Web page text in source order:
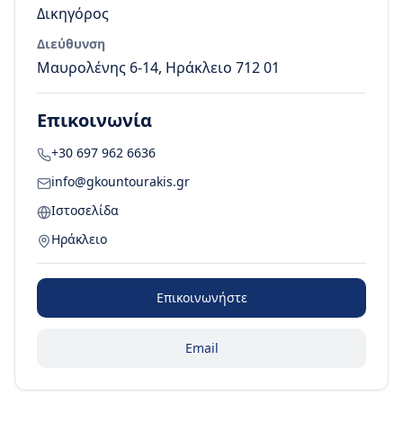
Δικηγόρος
Διεύθυνση
Μαυρολένης 6-14, Ηράκλειο 712 01
Επικοινωνία
+30 697 962 6636
info@gkountourakis.gr
Ιστοσελίδα
Ηράκλειο
Επικοινωνήστε
Email